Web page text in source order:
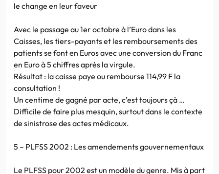
le change en leur faveur
Avec le passage au 1er octobre à l’Euro dans les
Caisses, les tiers-payants et les remboursements des
patients se font en Euros avec une conversion du Franc
en Euro à 5 chiffres après la virgule.
Résultat : la caisse paye ou rembourse 114,99 F la
consultation !
Un centime de gagné par acte, c’est toujours çà …
Difficile de faire plus mesquin, surtout dans le contexte
de sinistrose des actes médicaux.
5 – PLFSS 2002 : Les amendements gouvernementaux
Le PLFSS pour 2002 est un modèle du genre. Mis à part